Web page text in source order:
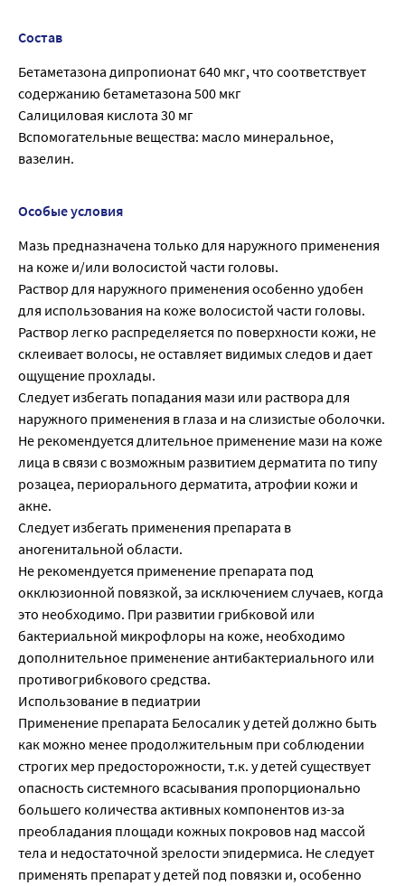
Состав
Бетаметазона дипропионат 640 мкг, что соответствует
содержанию бетаметазона 500 мкг
Салициловая кислота 30 мг
Вспомогательные вещества: масло минеральное,
вазелин.
Особые условия
Мазь предназначена только для наружного применения
на коже и/или волосистой части головы.
Раствор для наружного применения особенно удобен
для использования на коже волосистой части головы.
Раствор легко распределяется по поверхности кожи, не
склеивает волосы, не оставляет видимых следов и дает
ощущение прохлады.
Следует избегать попадания мази или раствора для
наружного применения в глаза и на слизистые оболочки.
Не рекомендуется длительное применение мази на коже
лица в связи с возможным развитием дерматита по типу
розацеа, периорального дерматита, атрофии кожи и
акне.
Следует избегать применения препарата в
аногенитальной области.
Не рекомендуется применение препарата под
окклюзионной повязкой, за исключением случаев, когда
это необходимо. При развитии грибковой или
бактериальной микрофлоры на коже, необходимо
дополнительное применение антибактериального или
противогрибкового средства.
Использование в педиатрии
Применение препарата Белосалик у детей должно быть
как можно менее продолжительным при соблюдении
строгих мер предосторожности, т.к. у детей существует
опасность системного всасывания пропорционально
большего количества активных компонентов из-за
преобладания площади кожных покровов над массой
тела и недостаточной зрелости эпидермиса. Не следует
применять препарат у детей под повязки и, особенно